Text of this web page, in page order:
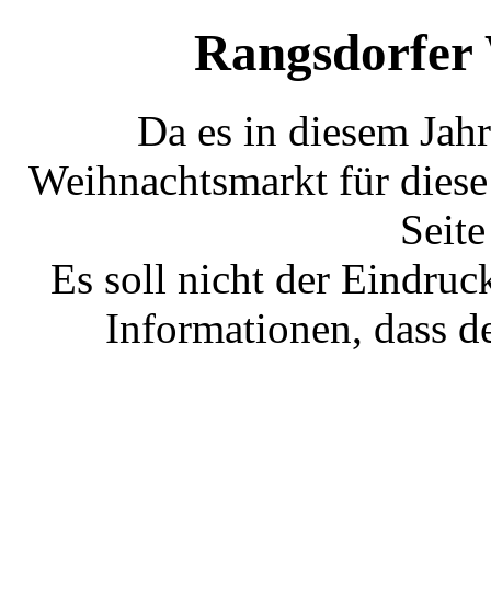
Rangsdorfer
Da es in diesem
Weihnachtsmarkt für
Es soll nicht der
Informationen, dass